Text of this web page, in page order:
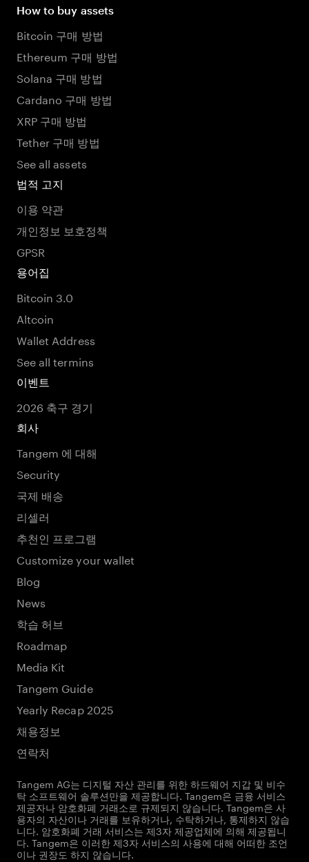
How to buy assets
Bitcoin 구매 방법
Ethereum 구매 방법
Solana 구매 방법
Cardano 구매 방법
XRP 구매 방법
Tether 구매 방법
See all assets
법적 고지
이용 약관
개인정보 보호정책
GPSR
용어집
Bitcoin 3.0
Altcoin
Wallet Address
See all termins
이벤트
2026 축구 경기
회사
Tangem 에 대해
Security
국제 배송
리셀러
추천인 프로그램
Customize your wallet
Blog
News
학습 허브
Roadmap
Media Kit
Tangem Guide
Yearly Recap 2025
채용정보
연락처
Tangem AG는 디지털 자산 관리를 위한 하드웨어 지갑 및 비수
탁 소프트웨어 솔루션만을 제공합니다. Tangem은 금융 서비스
제공자나 암호화폐 거래소로 규제되지 않습니다. Tangem은 사
용자의 자산이나 거래를 보유하거나, 수탁하거나, 통제하지 않습
니다. 암호화폐 거래 서비스는 제3자 제공업체에 의해 제공됩니
다. Tangem은 이러한 제3자 서비스의 사용에 대해 어떠한 조언
이나 권장도 하지 않습니다.